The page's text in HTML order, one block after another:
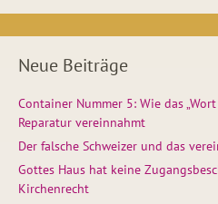
Neue Beiträge
Container Nummer 5: Wie das
Reparatur vereinnahmt
Der falsche Schweizer und das
Gottes Haus hat keine
Kirchenrecht